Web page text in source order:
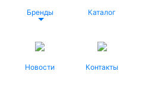
Бренды Каталог
Новости Контакты